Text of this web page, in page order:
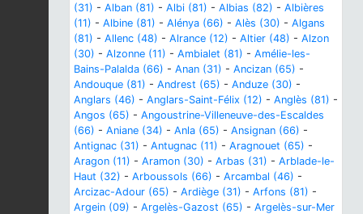
(31) - Alban (81) - Albi (81) - Albias (82) - Albières
(11) - Albine (81) - Alénya (66) - Alès (30) - Algans
(81) - Allenc (48) - Alrance (12) - Altier (48) - Alzon
(30) - Alzonne (11) - Ambialet (81) - Amélie-les-
Bains-Palalda (66) - Anan (31) - Ancizan (65) -
Andouque (81) - Andrest (65) - Anduze (30) -
Anglars (46) - Anglars-Saint-Félix (12) - Anglès (81) -
Angos (65) - Angoustrine-Villeneuve-des-Escaldes
(66) - Aniane (34) - Anla (65) - Ansignan (66) -
Antignac (31) - Antugnac (11) - Aragnouet (65) -
Aragon (11) - Aramon (30) - Arbas (31) - Arblade-le-
Haut (32) - Arboussols (66) - Arcambal (46) -
Arcizac-Adour (65) - Ardiège (31) - Arfons (81) -
Argein (09) - Argelès-Gazost (65) - Argelès-sur-Mer